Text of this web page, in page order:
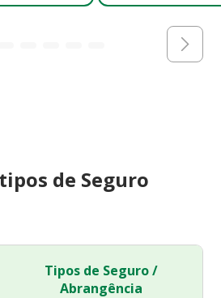
de Seguro
Tipos de Seguro /
Abrangência